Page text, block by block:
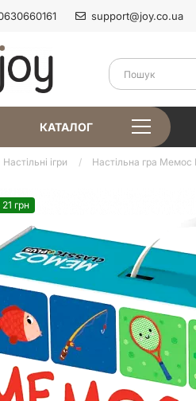
support@joy.co.ua
КАТАЛОГ
Настільні ігри Настільна гра Мемос
грн